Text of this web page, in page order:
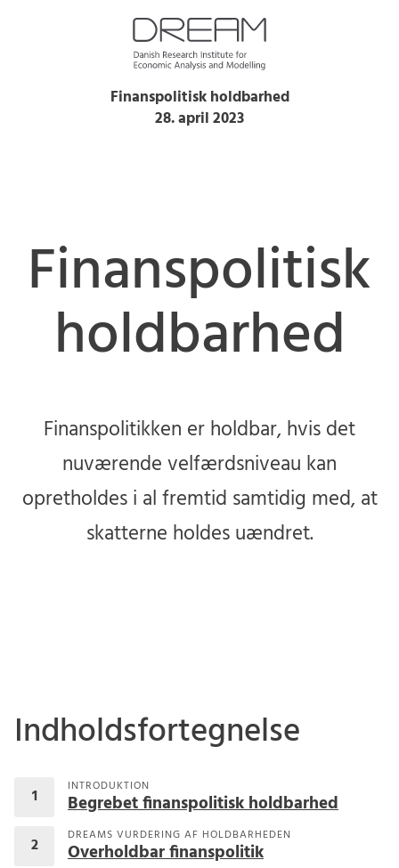
Finanspolitisk holdbarhed
28. april 2023
Finanspolitisk
holdbarhed
Finanspolitikken er holdbar, hvis det
nuværende velfærdsniveau kan
opretholdes i al fremtid samtidig med, at
skatterne holdes uændret.
Indholdsfortegnelse
INTRODUKTION
Begrebet finanspolitisk holdbarhed
DREAMS VURDERING AF HOLDBARHEDEN
Overholdbar finanspolitik